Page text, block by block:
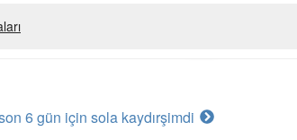
6 gün için sola kaydırşimdi